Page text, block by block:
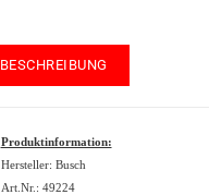
BESCHREIBUNG
Produktinformation:
Hersteller: Busch
Art.Nr.: 49224